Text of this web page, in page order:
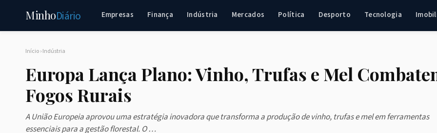
MinhoDiário Empresas Finança Indústria Mercados Política Desporto Tecnologia
Início›Indústria
Europa Lança Plano: Vinho, Trufas e Mel
Fogos Rurais
A União Europeia aprovou uma estratégia inovadora que transforma a produção de vinho, trufas e mel em ferramentas
essenciais para a gestão florestal. O …